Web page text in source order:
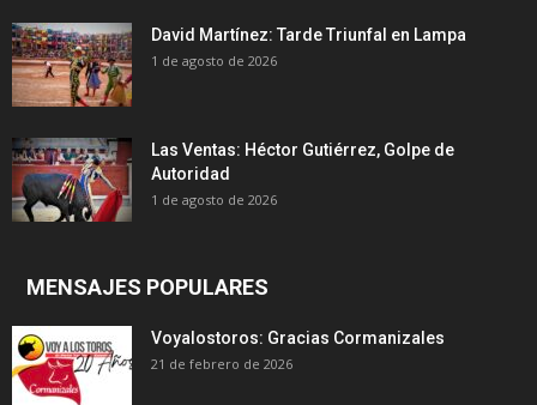
David Martínez: Tarde Triunfal en Lampa
1 de agosto de 2026
Las Ventas: Héctor Gutiérrez, Golpe de
Autoridad
1 de agosto de 2026
MENSAJES POPULARES
Voyalostoros: Gracias Cormanizales
21 de febrero de 2026